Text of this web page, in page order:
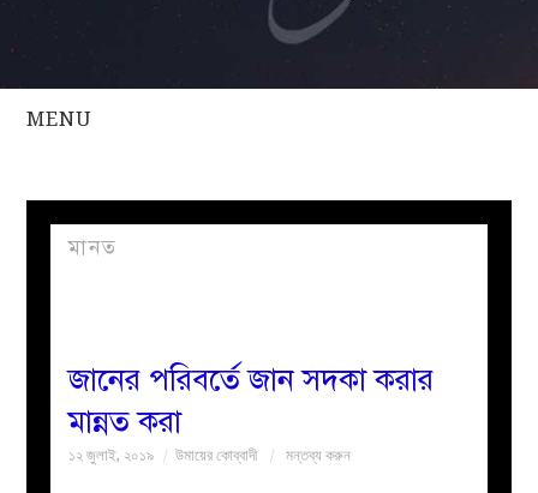
MENU
সকল
প্রবন্ধ
নারীদের
পাতা
মানত
জানের পরিবর্তে জান সদকা করার
মান্নত করা
১২ জুলাই, ২০১৯ উমায়ের কোব্বাদী মন্তব্য করুন